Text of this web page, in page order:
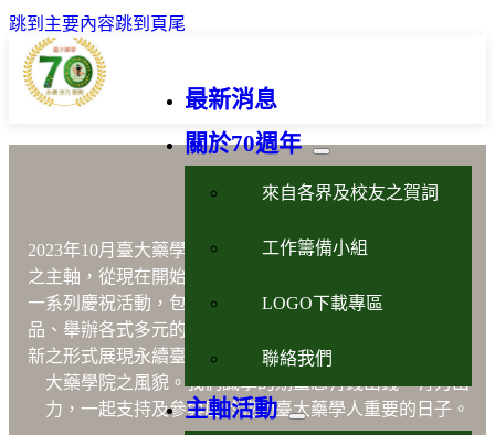
跳到主要內容跳到頁尾
最新消息
關於70週年
來自各界及校友之賀詞
工作籌備小組
LOGO下載專區
聯絡我們
主軸活動
藥學永續活力創新
2023年10月臺大藥學70週年以藥學「永續、活力、創新」
之主軸，從現在開始到2023年10月21日的慶祝晚會將進行
一系列慶祝活動，包含出版「說不完的故事」、設計紀念
品、舉辦各式多元的暖身活動與國際學術研討會等，以嶄
新之形式展現永續臺大藥學魂、活力臺大藥學人及創新臺
大藥學院之風貌。我們誠摯的期望您有錢出錢，有力出
力，一起支持及參與屬於我們臺大藥學人重要的日子。